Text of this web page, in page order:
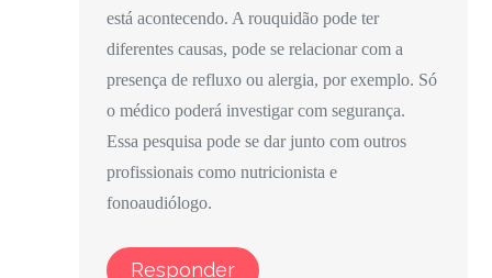
está acontecendo. A rouquidão pode ter
diferentes causas, pode se relacionar com a
presença de refluxo ou alergia, por exemplo. Só
o médico poderá investigar com segurança.
Essa pesquisa pode se dar junto com outros
profissionais como nutricionista e
fonoaudiólogo.
Responder